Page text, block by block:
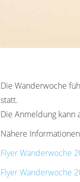
Die Wanderwoche
statt.
Die Anmeldung kann
Nähere
Flyer Wanderwoche
Flyer Wanderwoche